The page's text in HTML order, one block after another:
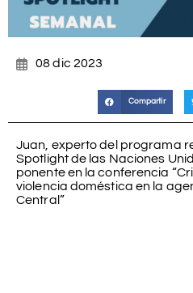
08 dic 2023
Compartir
Juan, experto del programa
Spotlight de las Naciones
ponente en la conferencia
violencia doméstica en la
Central”